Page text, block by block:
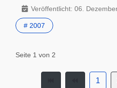
Veröffentlicht: 06.
# 2007
Seite 1 von 2
1